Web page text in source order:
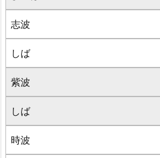
志波
しば
紫波
しば
時波